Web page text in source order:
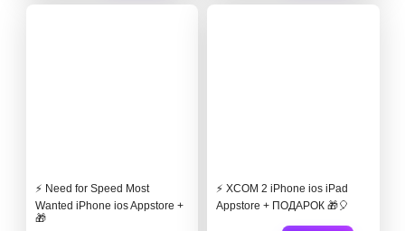
⚡️ Need for Speed Most
Wanted iPhone ios Appstore +
🎁
⚡️ XCOM 2 iPhone ios iPad
Appstore + ПОДАРОК 🎁🎈